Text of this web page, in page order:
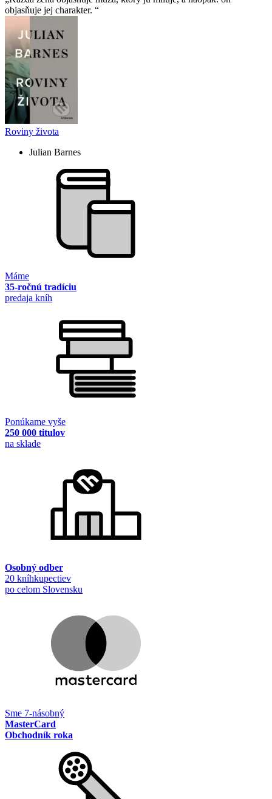
objasňuje jej charakter.
Roviny života
Julian Barnes
Máme
35-ročnú tradíciu
predaja kníh
Ponúkame vyše
250 000 titulov
na sklade
Osobný odber
20 kníhkupectiev
po celom Slovensku
Sme 7-násobný
MasterCard
Obchodník roka